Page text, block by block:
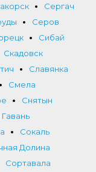
Сергач
Серов
Сибай
Скадовск
Славянка
Смела
Снятын
Сокаль
Долина
Сортавала